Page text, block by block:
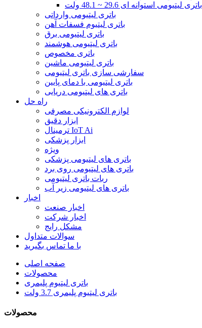
باتری لیتیومی استوانه ای 29.6 ~ 48.1 ولت
باتری لیتیومی وارداتی
باتری لیتیوم فسفات آهن
باتری لیتیومی برق
باتری لیتیومی هوشمند
باتری مخصوص
باتری لیتیومی ماشین
سفارشی سازی باتری لیتیومی
باتری لیتیومی با دمای پایین
باتری های لیتیومی دریایی
راه حل
لوازم الکترونیکی مصرفی
ابزار دقیق
ترمینال IoT Ai
ابزار پزشکی
ویژه
باتری های لیتیومی پزشکی
باتری های لیتیومی روی برد
ربات باتری لیتیومی
باتری های لیتیومی زیر آب
اخبار
اخبار صنعت
اخبار شرکت
مشکل رایج
سوالات متداول
با ما تماس بگیرید
صفحه اصلی
محصولات
باتری لیتیوم پلیمری
باتری لیتیوم پلیمری 3.7 ولت
محصولات